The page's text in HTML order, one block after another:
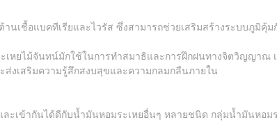
เชื้อแบคทีเรียและไวรัส ซึ่งสามารถช่วยเสริมสร้างระบบภูมิคุ้ม
ยไม้จันทน์มักใช้ในการทำสมาธิและการฝึกฝนทางจิตวิญญาณ
งเสริมความรู้สึกสงบสุขและความกลมกลืนภายใน
เข้ากันได้ดีกับน้ำมันหอมระเหยอื่นๆ หลายชนิด กลุ่มน้ำมันหอม